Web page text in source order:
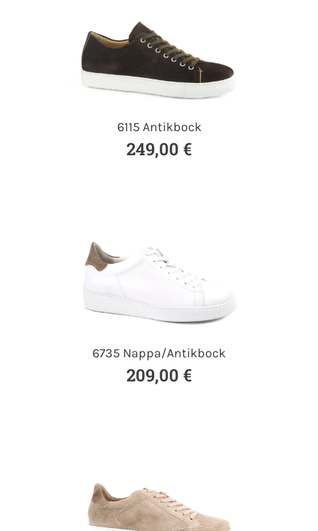
6115 Antikbock
249,00 €
6735 Nappa/Antikbock
209,00 €